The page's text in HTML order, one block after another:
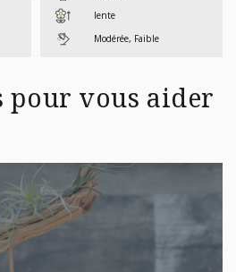
lente
Modérée, Faible
pour vous aider